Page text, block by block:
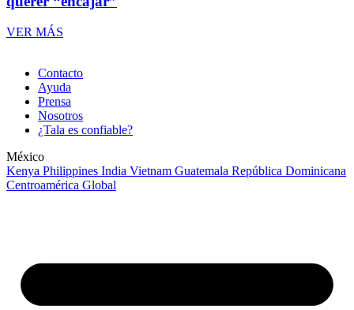
VER MÁS
Contacto
Ayuda
Prensa
Nosotros
¿Tala es confiable?
México
Kenya Philippines India Vietnam Guatemala República Dominicana
Centroamérica Global